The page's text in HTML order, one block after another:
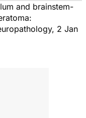
and brainstem-
2 Jan